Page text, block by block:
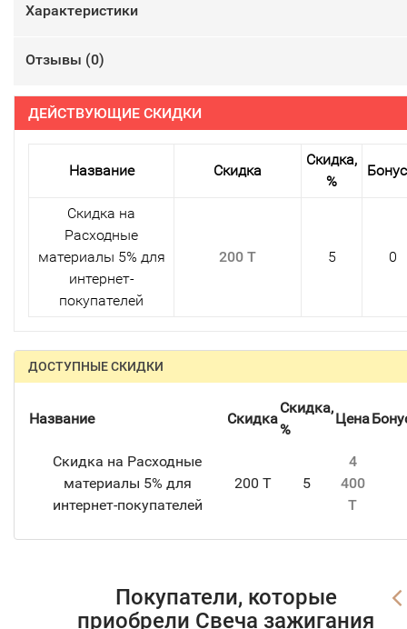
Характеристики
Отзывы (0)
ДЕЙСТВУЮЩИЕ СКИДКИ
Название Скидка
Скидка,
%
Скидка на
Расходные
материалы 5% для
интернет-
покупателей
200 T 5 0
ДОСТУПНЫЕ СКИДКИ
Название Скидка
Скидка,
%
Цена
Скидка на Расходные
материалы 5% для
интернет-покупателей
200 T 5
4
400
T
Покупатели, которые
приобрели Свеча зажигания